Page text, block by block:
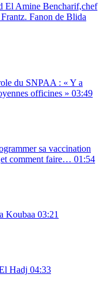
El Amine Bencharif,chef
Fanon de Blida
du SNPAA : « Y a
officines » 03:49
sa vaccination
comment faire… 01:54
Koubaa 03:21
Hadj 04:33